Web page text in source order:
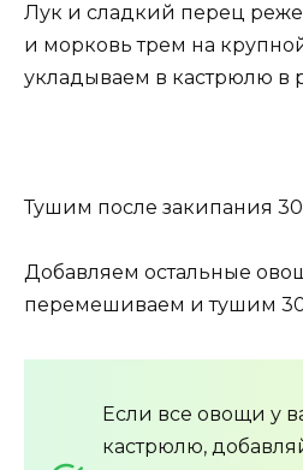
Лук и сладкий перец
и морковь трем на
укладываем в кастрюлю в
Тушим после закипания
Добавляем остальные
перемешиваем и тушим
Если все овощи у
кастрюлю,